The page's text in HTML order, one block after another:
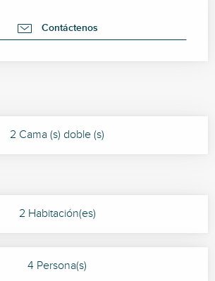
Contáctenos
2 Cama (s) doble (s)
2 Habitación(es)
4 Persona(s)